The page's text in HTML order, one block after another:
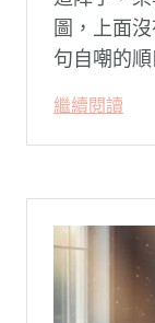
圖，上面
句自嘲的
被廣泛轉載
跌的數字
繼續閱讀